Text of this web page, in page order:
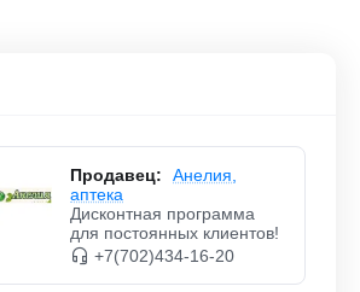
Продавец:
Анелия,
аптека
Дисконтная программа
для постоянных клиентов!
+7(702)434-16-20